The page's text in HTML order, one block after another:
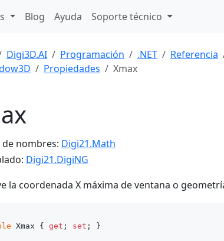
Blog Ayuda Soporte técnico
Digi3D.AI Programación .NET Referencia
Propiedades Xmax
de nombres: Digi21.Math
Digi21.DigiNG
la coordenada X máxima de ventana o
Xmax { get ; set